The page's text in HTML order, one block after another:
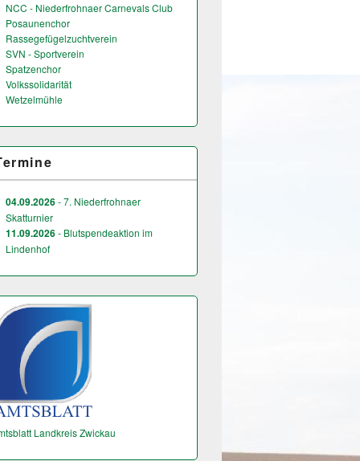
NCC - Niederfrohnaer Carnevals Club
Posaunenchor
Rassegefügelzuchtverein
SVN - Sportverein
Spatzenchor
Volkssolidarität
Wetzelmühle
04.09.2026- 7. Niederfrohnaer
Skatturnier
11.09.2026- Blutspendeaktion im
Lindenhof
Landkreis Zwickau